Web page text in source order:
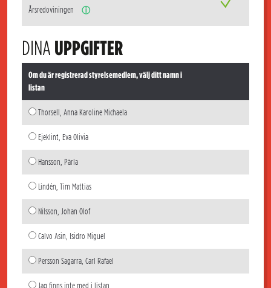
Årsredoviningen
ⓘ
DINA UPPGIFTER
Om du är registrerad styrelsemedlem, välj ditt namn i
listan
Thorsell, Anna Karoline Michaela
Ejeklint, Eva Olivia
Hansson, Pärla
Lindén, Tim Mattias
Nilsson, Johan Olof
Calvo Asin, Isidro Miguel
Persson Sagarra, Carl Rafael
Jag finns inte med i listan